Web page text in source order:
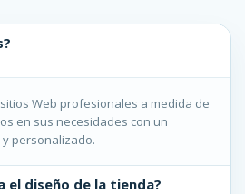
Web profesionales a medida de
en sus necesidades con un
personalizado.
el diseño de la tienda?